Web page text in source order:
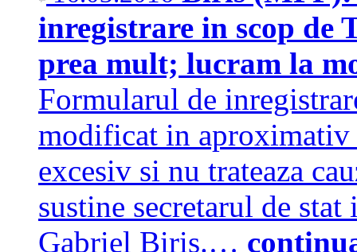
inregistrare in scop de
prea mult; lucram la
Formularul de
modificat in aproximativ
excesiv si nu trateaza
sustine secretarul de
Gabriel Biris.…